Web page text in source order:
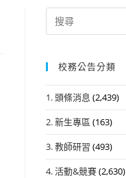
Search
for:
校務公告分類
1. 頭條消息 (2,439)
2. 新生專區 (163)
3. 教師研習 (493)
4. 活動&競賽(2,630)